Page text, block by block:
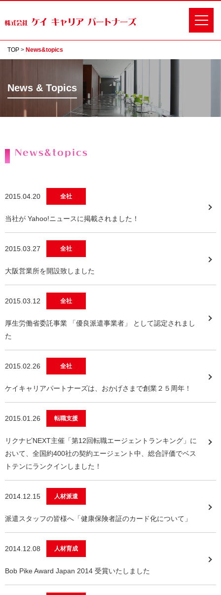
TOP > News&topics
News & Topics
News&topics
2015.04.20 全社
当社が Yahoo!ニュースに掲載されました！
2015.03.27 全社
大阪営業所を開設致しました
2015.03.12 全社
厚生労働省委託事業 「優良派遣事業者」 として認定されまし
た
2015.02.26 全社
ケイキャリアパートナーズは、おかげさまで創業２５周年！
2015.01.26 転職支援
リクナビNEXT主催「第12回転職エージェントランキング」に
おいて、全国約400社の契約エージェント中、総合評価でベス
トテンにランクインしました！
2014.12.15 人材派遣
派遣スタッフの皆様へ「健康保険者証のカード化について」
2014.12.08 人材育成
Bob Pike Award Japan 2014 受賞いたしました